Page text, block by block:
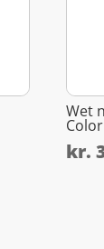
Wet
kr.